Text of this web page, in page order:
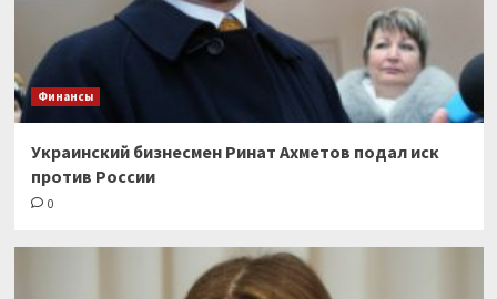
Финансы
Украинский бизнесмен Ринат Ахметов подал иск
против России
0